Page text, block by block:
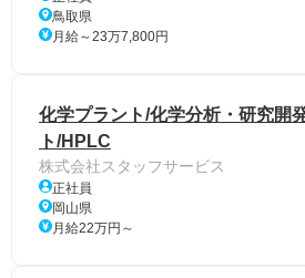
鳥取県
月給～23万7,800円
化学プラント/化学分析・研究開
ト/HPLC
株式会社スタッフサービス
正社員
岡山県
月給22万円～